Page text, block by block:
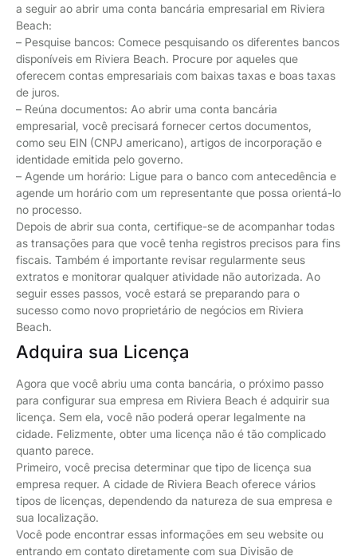
a seguir ao abrir uma conta bancária empresarial em Riviera
Beach:
– Pesquise bancos: Comece pesquisando os diferentes bancos
disponíveis em Riviera Beach. Procure por aqueles que
oferecem contas empresariais com baixas taxas e boas taxas
de juros.
– Reúna documentos: Ao abrir uma conta bancária
empresarial, você precisará fornecer certos documentos,
como seu EIN (CNPJ americano), artigos de incorporação e
identidade emitida pelo governo.
– Agende um horário: Ligue para o banco com antecedência e
agende um horário com um representante que possa orientá-lo
no processo.
Depois de abrir sua conta, certifique-se de acompanhar todas
as transações para que você tenha registros precisos para fins
fiscais. Também é importante revisar regularmente seus
extratos e monitorar qualquer atividade não autorizada. Ao
seguir esses passos, você estará se preparando para o
sucesso como novo proprietário de negócios em Riviera
Beach.
Adquira sua Licença
Agora que você abriu uma conta bancária, o próximo passo
para configurar sua empresa em Riviera Beach é adquirir sua
licença. Sem ela, você não poderá operar legalmente na
cidade. Felizmente, obter uma licença não é tão complicado
quanto parece.
Primeiro, você precisa determinar que tipo de licença sua
empresa requer. A cidade de Riviera Beach oferece vários
tipos de licenças, dependendo da natureza de sua empresa e
sua localização.
Você pode encontrar essas informações em seu website ou
entrando em contato diretamente com sua Divisão de